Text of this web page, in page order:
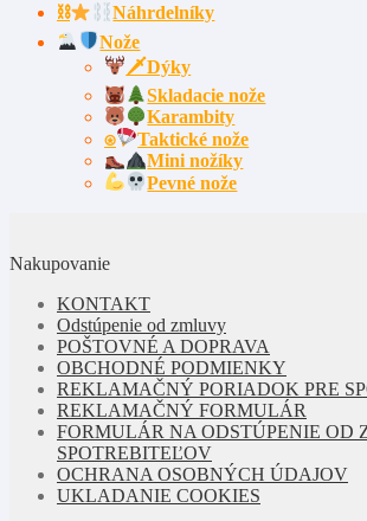
⛓
Náhrdelníky
Nože
🗡Dýky
Skladacie nože
Karambity
⍟
Taktické nože
Mini nožíky
Pevné nože
Nakupovanie
KONTAKT
Odstúpenie od zmluvy
POŠTOVNÉ A DOPRAVA
OBCHODNÉ PODMIENKY
REKLAMAČNÝ PORIADOK PRE
REKLAMAČNÝ FORMULÁR
FORMULÁR NA ODSTÚPENIE OD
SPOTREBITEĽOV
OCHRANA OSOBNÝCH ÚDAJOV
UKLADANIE COOKIES